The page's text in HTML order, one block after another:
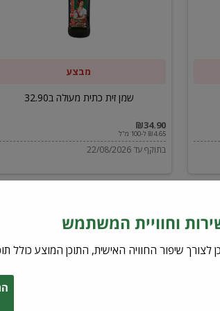
מבצע
שמן זית כתית מעולה ב32.90
₪34.90
₪4.65 ל-100 מ"ל
בתוקף עד 22/08/2026